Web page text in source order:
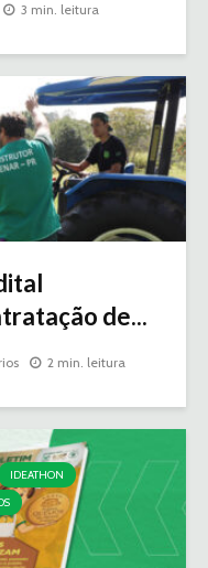
3 min. leitura
de...
2 min. leitura
IDEATHON